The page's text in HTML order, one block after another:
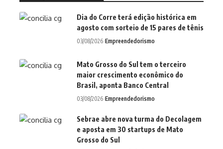
Dia do Corre terá edição histórica em
agosto com sorteio de 15 pares de tênis
03/08/2026 Empreendedorismo
Mato Grosso do Sul tem o terceiro
maior crescimento econômico do
Brasil, aponta Banco Central
03/08/2026 Empreendedorismo
Sebrae abre nova turma do Decolagem
e aposta em 30 startups de Mato
Grosso do Sul